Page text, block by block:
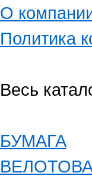
О
Политика
Весь
БУМАГА